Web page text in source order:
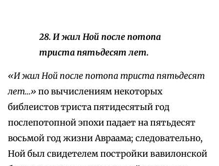
28. И жил Ной после потопа
триста пятьдесят лет.
«И жил Ной после потопа триста пятьдесят
лет…» по вычислениям некоторых
библеистов триста пятидесятый год
послепотопной эпохи падает на пятьдесят
восьмой год жизни Авраама; следовательно,
Ной был свидетелем постройки вавилонской